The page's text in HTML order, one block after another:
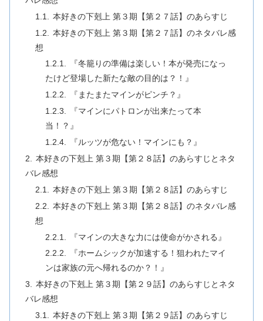
本好きの下剋上 第３期【第２７話】のあらすじ
本好きの下剋上 第３期【第２７話】のネタバレ感
想
『冬籠りの準備は楽しい！本が発売になっ
たけど登場した新たな敵の目的は？！』
『またまたマインがピンチ？』
『マインにパトロンが出来たって本
当！？』
『ルッツが危ない！マインにも？』
本好きの下剋上 第３期【第２８話】のあらすじとネタ
バレ感想
本好きの下剋上 第３期【第２８話】のあらすじ
本好きの下剋上 第３期【第２８話】のネタバレ感
想
『マインの大きな力には使命がかされる』
『ホームシックが加速する！狙われたマイ
ンは家族の元へ帰れるのか？！』
本好きの下剋上 第３期【第２９話】のあらすじとネタ
バレ感想
本好きの下剋上 第３期【第２９話】のあらすじ